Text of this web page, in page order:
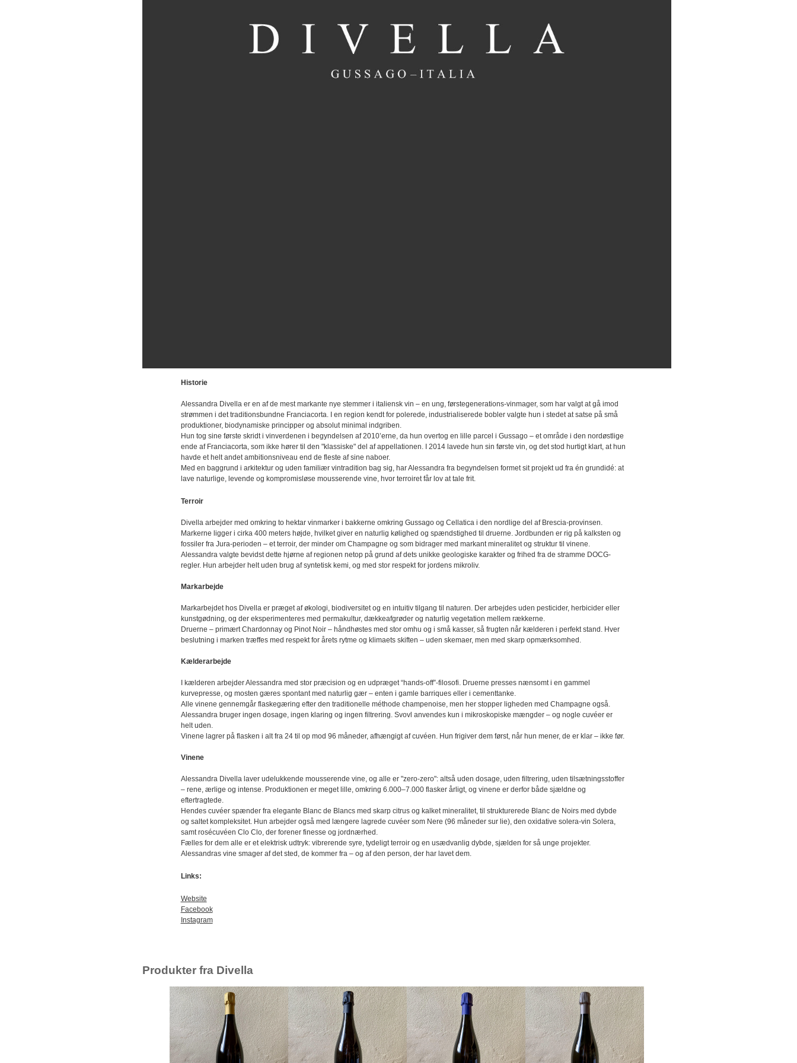
Historie
Alessandra Divella er en af de mest markante nye stemmer i italiensk vin – en ung, førstegenerations-vinmager, som har valgt at gå imod
strømmen i det traditionsbundne Franciacorta. I en region kendt for polerede, industrialiserede bobler valgte hun i stedet at satse på små
produktioner, biodynamiske principper og absolut minimal indgriben.
Hun tog sine første skridt i vinverdenen i begyndelsen af 2010’erne, da hun overtog en lille parcel i Gussago – et område i den nordøstlige
ende af Franciacorta, som ikke hører til den "klassiske" del af appellationen. I 2014 lavede hun sin første vin, og det stod hurtigt klart, at hun
havde et helt andet ambitionsniveau end de fleste af sine naboer.
Med en baggrund i arkitektur og uden familiær vintradition bag sig, har Alessandra fra begyndelsen formet sit projekt ud fra én grundidé: at
lave naturlige, levende og kompromisløse mousserende vine, hvor terroiret får lov at tale frit.
Terroir
Divella arbejder med omkring to hektar vinmarker i bakkerne omkring Gussago og Cellatica i den nordlige del af Brescia-provinsen.
Markerne ligger i cirka 400 meters højde, hvilket giver en naturlig kølighed og spændstighed til druerne. Jordbunden er rig på kalksten og
fossiler fra Jura-perioden – et terroir, der minder om Champagne og som bidrager med markant mineralitet og struktur til vinene.
Alessandra valgte bevidst dette hjørne af regionen netop på grund af dets unikke geologiske karakter og frihed fra de stramme DOCG-
regler. Hun arbejder helt uden brug af syntetisk kemi, og med stor respekt for jordens mikroliv.
Markarbejde
Markarbejdet hos Divella er præget af økologi, biodiversitet og en intuitiv tilgang til naturen. Der arbejdes uden pesticider, herbicider eller
kunstgødning, og der eksperimenteres med permakultur, dækkeafgrøder og naturlig vegetation mellem rækkerne.
Druerne – primært Chardonnay og Pinot Noir – håndhøstes med stor omhu og i små kasser, så frugten når kælderen i perfekt stand. Hver
beslutning i marken træffes med respekt for årets rytme og klimaets skiften – uden skemaer, men med skarp opmærksomhed.
Kælderarbejde
I kælderen arbejder Alessandra med stor præcision og en udpræget “hands-off”-filosofi. Druerne presses nænsomt i en gammel
kurvepresse, og mosten gæres spontant med naturlig gær – enten i gamle barriques eller i cementtanke.
Alle vinene gennemgår flaskegæring efter den traditionelle méthode champenoise, men her stopper ligheden med Champagne også.
Alessandra bruger ingen dosage, ingen klaring og ingen filtrering. Svovl anvendes kun i mikroskopiske mængder – og nogle cuvéer er
helt uden.
Vinene lagrer på flasken i alt fra 24 til op mod 96 måneder, afhængigt af cuvéen. Hun frigiver dem først, når hun mener, de er klar – ikke før.
Vinene
Alessandra Divella laver udelukkende mousserende vine, og alle er "zero-zero": altså uden dosage, uden filtrering, uden tilsætningsstoffer
– rene, ærlige og intense. Produktionen er meget lille, omkring 6.000–7.000 flasker årligt, og vinene er derfor både sjældne og
eftertragtede.
Hendes cuvéer spænder fra elegante Blanc de Blancs med skarp citrus og kalket mineralitet, til strukturerede Blanc de Noirs med dybde
og saltet kompleksitet. Hun arbejder også med længere lagrede cuvéer som Nere (96 måneder sur lie), den oxidative solera-vin Solera,
samt rosécuvéen Clo Clo, der forener finesse og jordnærhed.
Fælles for dem alle er et elektrisk udtryk: vibrerende syre, tydeligt terroir og en usædvanlig dybde, sjælden for så unge projekter.
Alessandras vine smager af det sted, de kommer fra – og af den person, der har lavet dem.
Links:
Website
Facebook
Instagram
Produkter fra Divella